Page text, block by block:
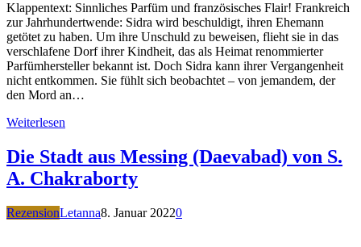
Klappentext: Sinnliches Parfüm und französisches Flair! Frankreich
zur Jahrhundertwende: Sidra wird beschuldigt, ihren Ehemann
getötet zu haben. Um ihre Unschuld zu beweisen, flieht sie in das
verschlafene Dorf ihrer Kindheit, das als Heimat renommierter
Parfümhersteller bekannt ist. Doch Sidra kann ihrer Vergangenheit
nicht entkommen. Sie fühlt sich beobachtet – von jemandem, der
den Mord an…
Weiterlesen
Die Stadt aus Messing (Daevabad) von S.
A. Chakraborty
RezensionLetanna8. Januar 20220